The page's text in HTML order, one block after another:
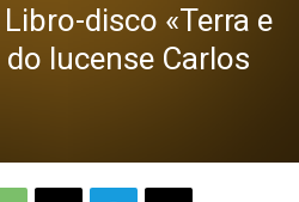
disco «Terra e
lucense Carlos